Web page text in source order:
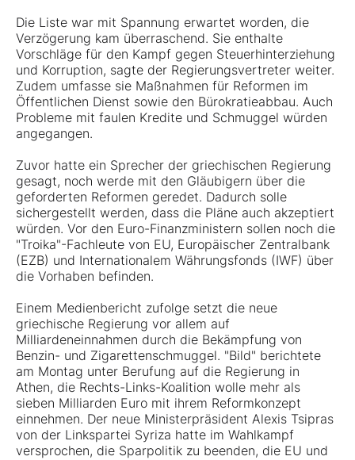
Die Liste war mit Spannung erwartet worden, die
Verzögerung kam überraschend. Sie enthalte
Vorschläge für den Kampf gegen Steuerhinterziehung
und Korruption, sagte der Regierungsvertreter weiter.
Zudem umfasse sie Maßnahmen für Reformen im
Öffentlichen Dienst sowie den Bürokratieabbau. Auch
Probleme mit faulen Kredite und Schmuggel würden
angegangen.
Zuvor hatte ein Sprecher der griechischen Regierung
gesagt, noch werde mit den Gläubigern über die
geforderten Reformen geredet. Dadurch solle
sichergestellt werden, dass die Pläne auch akzeptiert
würden. Vor den Euro-Finanzministern sollen noch die
"Troika"-Fachleute von EU, Europäischer Zentralbank
(EZB) und Internationalem Währungsfonds (IWF) über
die Vorhaben befinden.
Einem Medienbericht zufolge setzt die neue
griechische Regierung vor allem auf
Milliardeneinnahmen durch die Bekämpfung von
Benzin- und Zigarettenschmuggel. "Bild" berichtete
am Montag unter Berufung auf die Regierung in
Athen, die Rechts-Links-Koalition wolle mehr als
sieben Milliarden Euro mit ihrem Reformkonzept
einnehmen. Der neue Ministerpräsident Alexis Tsipras
von der Linkspartei Syriza hatte im Wahlkampf
versprochen, die Sparpolitik zu beenden, die EU und